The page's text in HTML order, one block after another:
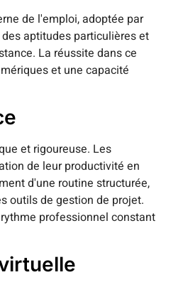
de l'emploi, adoptée par
aptitudes particulières et
La réussite dans ce
et une capacité
et rigoureuse. Les
de leur productivité en
d'une routine structurée,
outils de gestion de projet.
professionnel constant